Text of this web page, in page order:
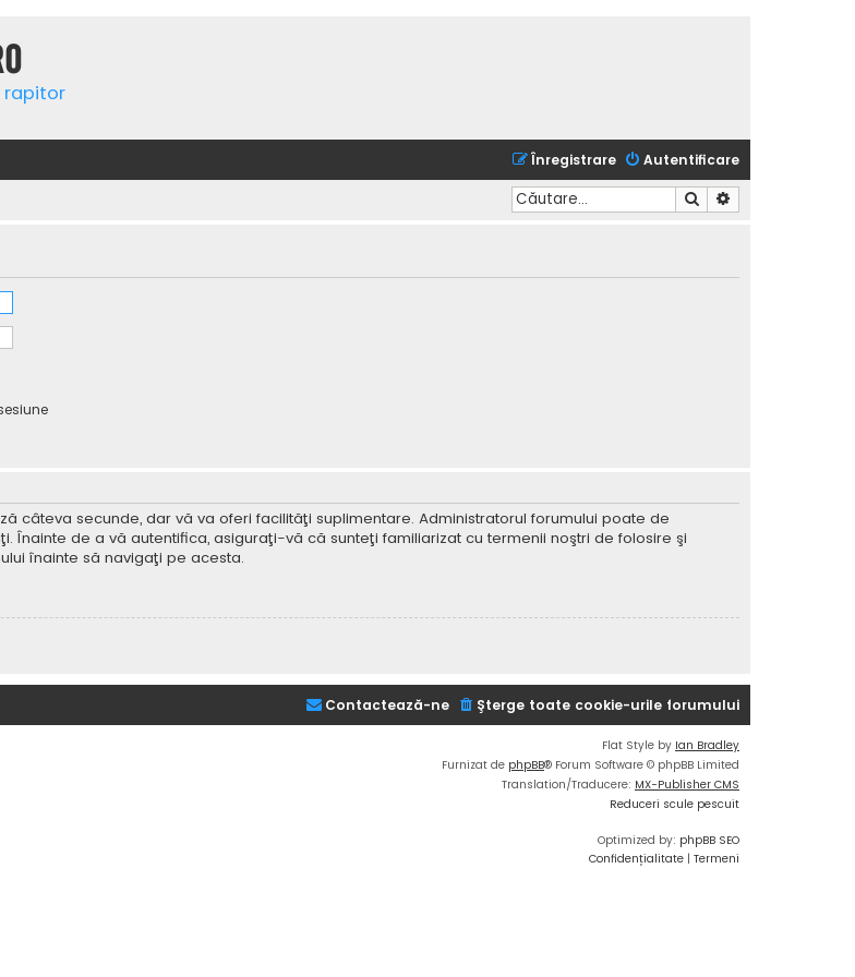
rapitor
Autentificare
Înregistrare
Căutare
câteva secunde, dar vă va oferi facilităţi suplimentare. Administratorul forumului poate de
Înainte de a vă autentifica, asiguraţi-vă că sunteţi familiarizat cu termenii noştri de folosire şi
înainte să navigaţi pe acesta.
Şterge toate cookie-urile forumului
Contactează-ne
Flat Style by Ian Bradley
Furnizat de phpBB® Forum Software © phpBB Limited
Translation/Traducere: MX-Publisher CMS
Reduceri scule pescuit
Optimized by: phpBB SEO
Confidențialitate | Termeni